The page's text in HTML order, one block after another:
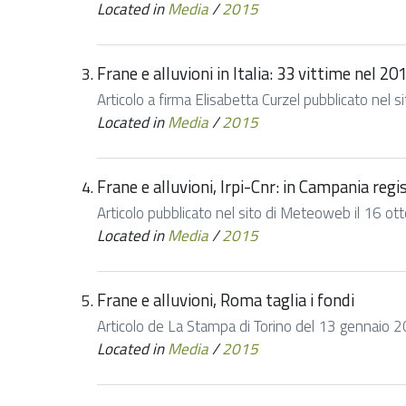
Located inMedia/2015
Frane e alluvioni in Italia: 33 vittime nel
Articolo a firma Elisabetta Curzel pubblicato nel
Located inMedia/2015
Frane e alluvioni, Irpi-Cnr: in Campania
Articolo pubblicato nel sito di Meteoweb il 16
Located inMedia/2015
Frane e alluvioni, Roma taglia i fondi
Articolo de La Stampa di Torino del 13 gennaio
Located inMedia/2015